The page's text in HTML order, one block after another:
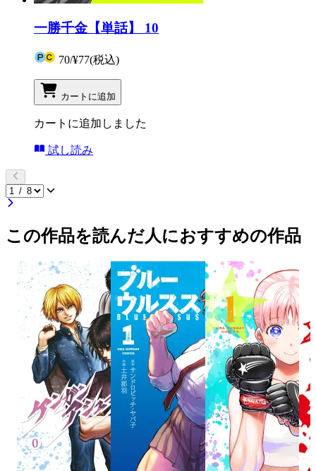
一勝千金【単話】 10
70/¥77(税込)
カートに追加
カートに追加しました
試し読み
この作品を読んだ人におすすめの作品